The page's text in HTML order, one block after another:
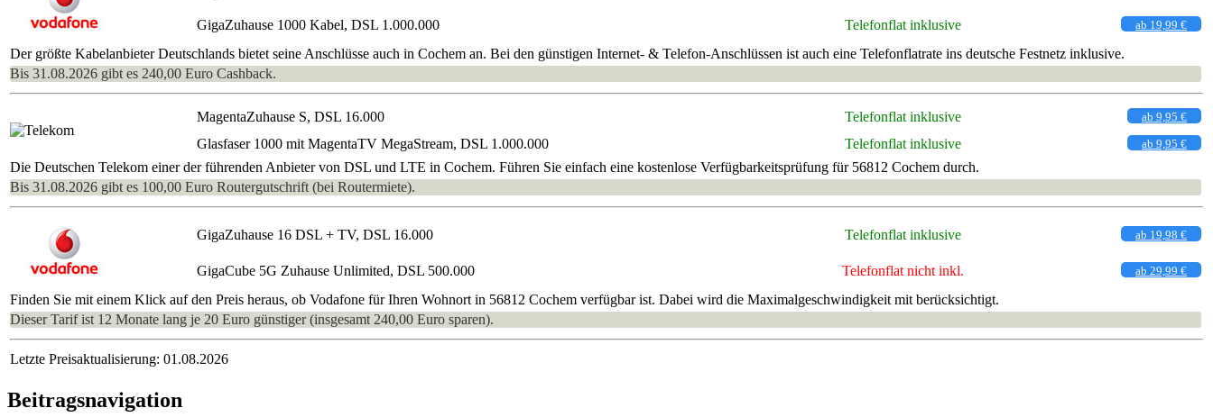
GigaZuhause 1000 Kabel, DSL 1.000.000 Telefonflat inklusive ab 19,99 €
Der größte Kabelanbieter Deutschlands bietet seine Anschlüsse auch in Cochem an. Bei den günstigen Internet- & Telefon-Anschlüssen ist auch eine Telefonflatrate ins deutsche Festnetz inklusive.
Bis 31.08.2026 gibt es 240,00 Euro Cashback.
MagentaZuhause S, DSL 16.000 Telefonflat inklusive ab 9,95 €
Glasfaser 1000 mit MagentaTV MegaStream, DSL 1.000.000 Telefonflat inklusive ab 9,95 €
Die Deutschen Telekom einer der führenden Anbieter von DSL und LTE in Cochem. Führen Sie einfach eine kostenlose Verfügbarkeitsprüfung für 56812 Cochem durch.
Bis 31.08.2026 gibt es 100,00 Euro Routergutschrift (bei Routermiete).
GigaZuhause 16 DSL + TV, DSL 16.000 Telefonflat inklusive ab 19,98 €
GigaCube 5G Zuhause Unlimited, DSL 500.000 Telefonflat nicht inkl. ab 29,99 €
Finden Sie mit einem Klick auf den Preis heraus, ob Vodafone für Ihren Wohnort in 56812 Cochem verfügbar ist. Dabei wird die Maximalgeschwindigkeit mit berücksichtigt.
Dieser Tarif ist 12 Monate lang je 20 Euro günstiger (insgesamt 240,00 Euro sparen).
Letzte Preisaktualisierung: 01.08.2026
Beitragsnavigation